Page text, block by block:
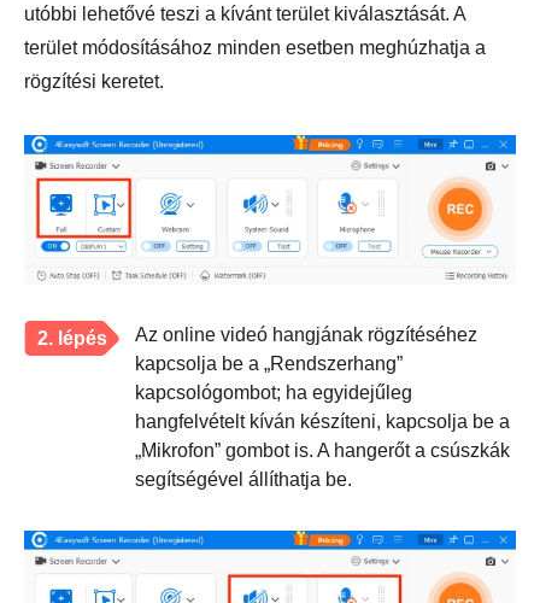
utóbbi lehetővé teszi a kívánt terület kiválasztását. A
terület módosításához minden esetben meghúzhatja a
rögzítési keretet.
2. lépés
Az online videó hangjának rögzítéséhez
kapcsolja be a „Rendszerhang”
kapcsológombot; ha egyidejűleg
hangfelvételt kíván készíteni, kapcsolja be a
„Mikrofon” gombot is. A hangerőt a csúszkák
segítségével állíthatja be.